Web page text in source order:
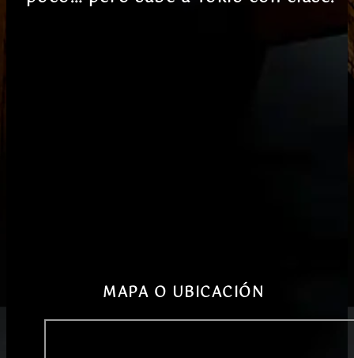
MAPA O UBICACIÓN